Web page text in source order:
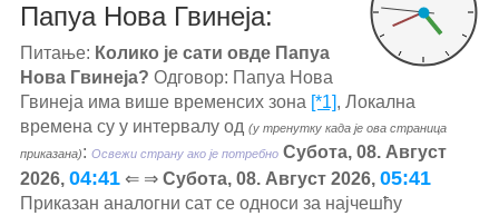
Папуа Нова Гвинеја:
Питање: Колико је сати овде Папуа
Нова Гвинеја? Одговор: Папуа Нова
Гвинеја има више временсих зона [*1], Локална
времена су у интервалу од (у тренутку када је ова страница
приказана): Освежи страну ако је потребно Субота, 08. Август
2026, 04:41 ⇐ ⇒ Субота, 08. Август 2026, 05:41
Приказан аналогни сат се односи за најчешћу